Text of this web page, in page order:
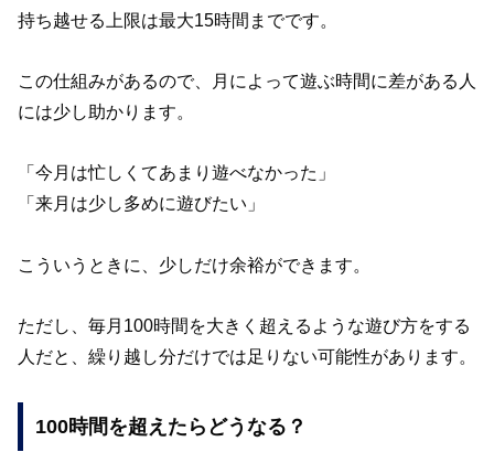
持ち越せる上限は最大15時間までです。
この仕組みがあるので、月によって遊ぶ時間に差がある人
には少し助かります。
「今月は忙しくてあまり遊べなかった」
「来月は少し多めに遊びたい」
こういうときに、少しだけ余裕ができます。
ただし、毎月100時間を大きく超えるような遊び方をする
人だと、繰り越し分だけでは足りない可能性があります。
100時間を超えたらどうなる？